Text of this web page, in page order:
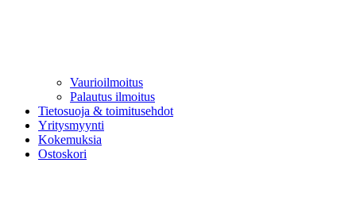
Vaurioilmoitus
Palautus ilmoitus
Tietosuoja & toimitusehdot
Yritysmyynti
Kokemuksia
Ostoskori